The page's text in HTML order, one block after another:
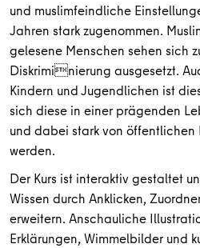
und muslimfeindliche
Jahren stark zugenommen.
gelesene Menschen sehen sich
Diskriminierung ausgesetzt.
Kindern und Jugendlichen ist
sich diese in einer prägenden
und dabei stark von öffentlichen
werden.
Der Kurs ist interaktiv gestaltet
Wissen durch Anklicken,
erweitern. Anschauliche
Erklärungen, Wimmelbilder und